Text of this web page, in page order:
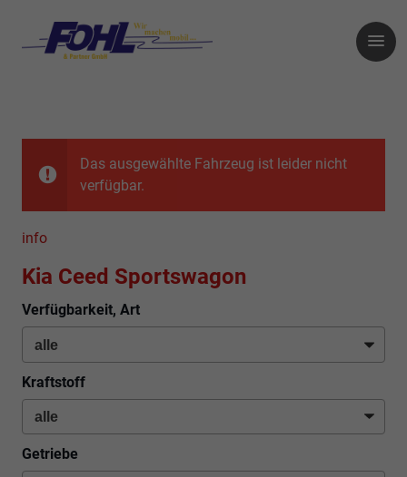
Das ausgewählte Fahrzeug ist leider nicht
verfügbar.
info
Kia Ceed Sportswagon
Verfügbarkeit, Art
Kraftstoff
Getriebe